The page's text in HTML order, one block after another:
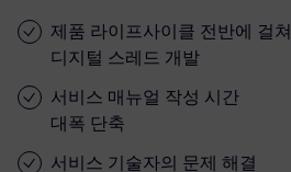
제품 라이프사이클 전반에 걸쳐
디지털 스레드 개발
서비스 매뉴얼 작성 시간
대폭 단축
서비스 기술자의 문제 해결